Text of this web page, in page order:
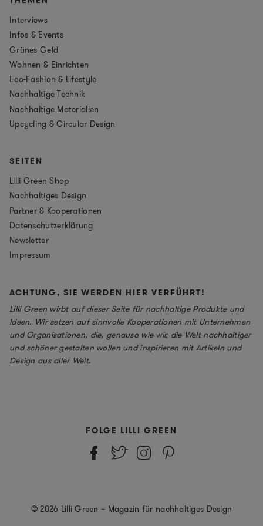
Interviews
Infos & Events
Grünes Geld
Wohnen & Einrichten
Eco-Fashion & Lifestyle
Nachhaltige Technik
Nachhaltige Materialien
Upcycling & Circular Design
SEITEN
Lilli Green Shop
Nachhaltiges Design
Partner & Kooperationen
Datenschutzerklärung
Newsletter
Impressum
ACHTUNG, SIE WERDEN HIER VERFÜHRT!
Lilli Green wirbt auf dieser Seite für nachhaltige Produkte und
Ideen. Wir setzen auf sinnvolle Kooperationen mit Unternehmen
und Organisationen, die, genauso wie wir, die Welt nachhaltiger
und schöner gestalten wollen und inspirieren mit Artikeln und
Design aus aller Welt.
FOLGE LILLI GREEN
© 2026 Lilli Green – Magazin für nachhaltiges Design